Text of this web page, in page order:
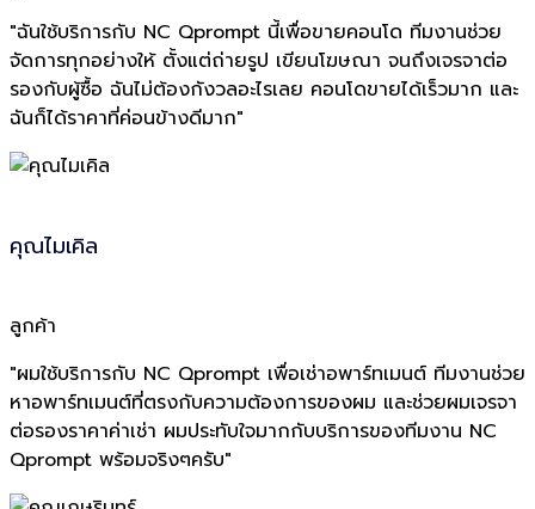
"ฉันใช้บริการกับ NC Qprompt นี้เพื่อขายคอนโด ทีมงานช่วย
จัดการทุกอย่างให้ ตั้งแต่ถ่ายรูป เขียนโฆษณา จนถึงเจรจาต่อ
รองกับผู้ซื้อ ฉันไม่ต้องกังวลอะไรเลย คอนโดขายได้เร็วมาก และ
ฉันก็ได้ราคาที่ค่อนข้างดีมาก"
คุณไมเคิล
ลูกค้า
"ผมใช้บริการกับ NC Qprompt เพื่อเช่าอพาร์ทเมนต์ ทีมงานช่วย
หาอพาร์ทเมนต์ที่ตรงกับความต้องการของผม และช่วยผมเจรจา
ต่อรองราคาค่าเช่า ผมประทับใจมากกับบริการของทีมงาน NC
Qprompt พร้อมจริงๆครับ"